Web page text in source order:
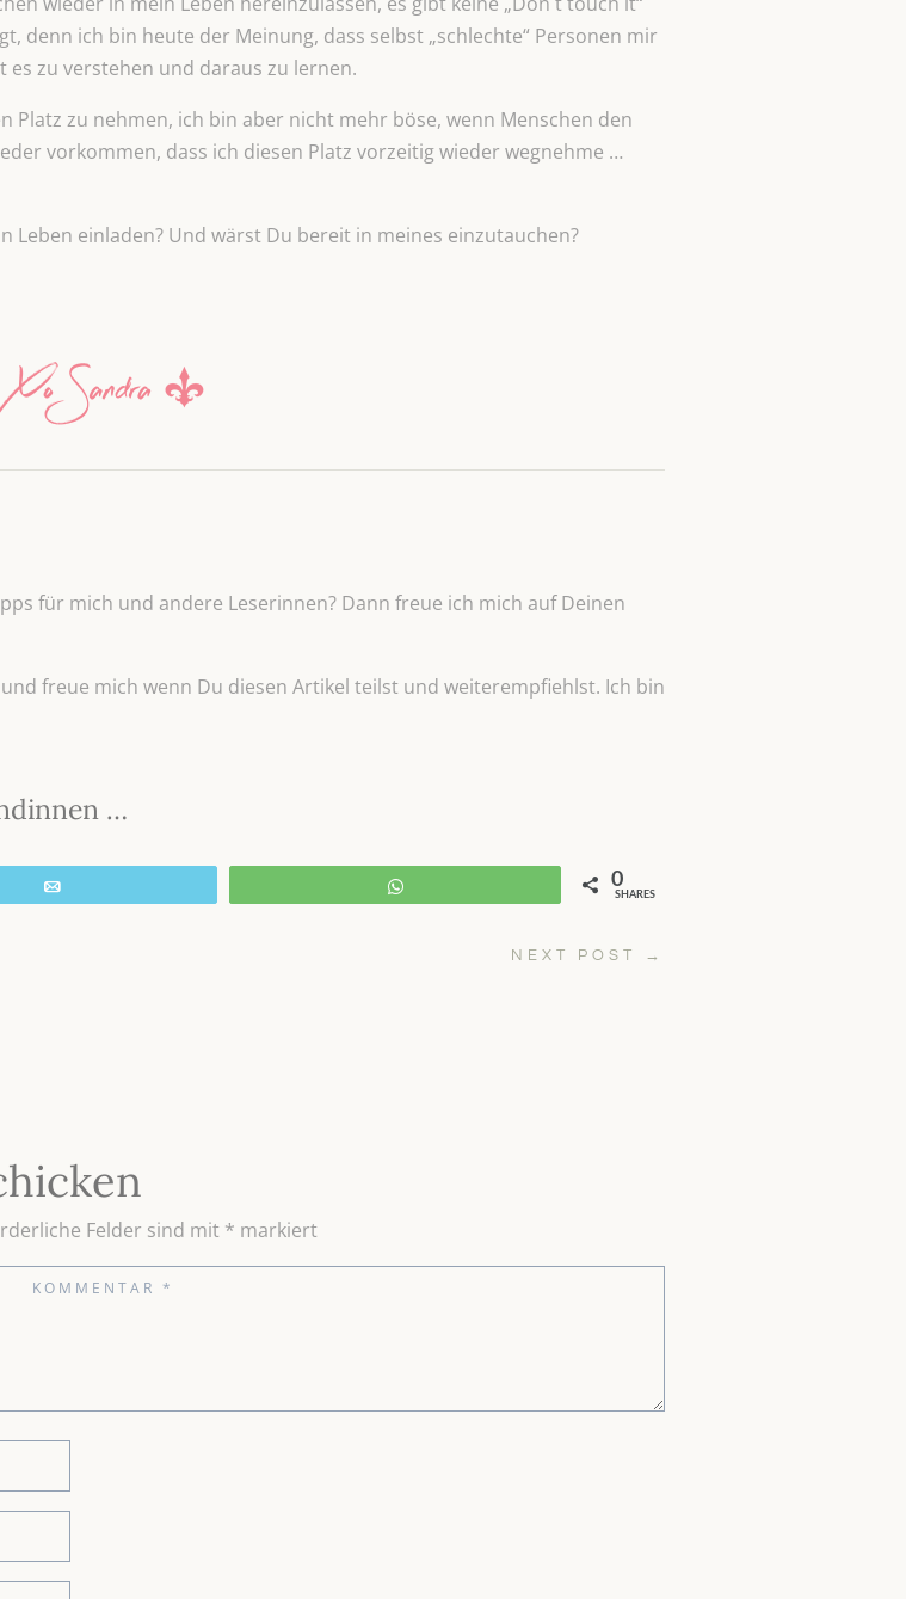
denn ich bin heute der Meinung, dass selbst „schlechte“ Personen mir
zu verstehen und daraus zu lernen.
Platz zu nehmen, ich bin aber nicht mehr böse, wenn Menschen den
vorkommen, dass ich diesen Platz vorzeitig wieder wegnehme …
Leben einladen? Und wärst Du bereit in meines einzutauchen?
für mich und andere Leserinnen? Dann freue ich mich auf Deinen
freue mich wenn Du diesen Artikel teilst und weiterempfiehlst. Ich bin
…
0
SHARES
NEXT POST →
Felder sind mit * markiert